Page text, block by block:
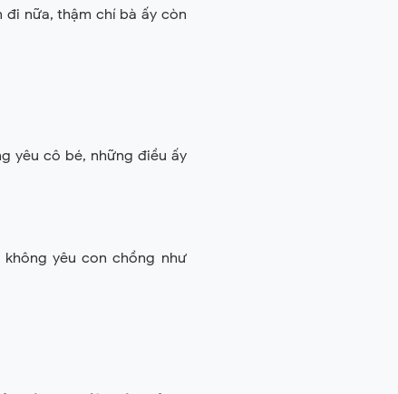
đi nữa, thậm chí bà ấy còn
yêu cô bé, những điều ấy
yêu con chồng như